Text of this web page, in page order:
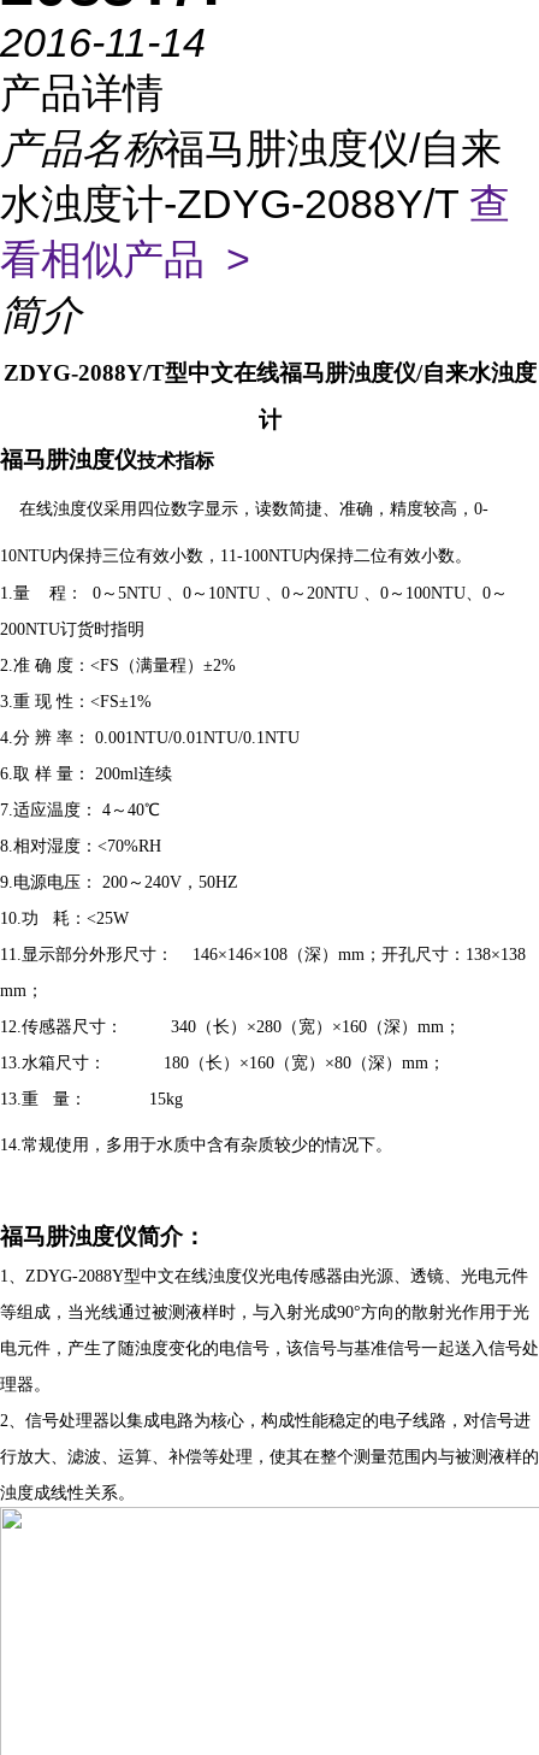
2016-11-14
产品详情
产品名称福马肼浊度仪/自来
水浊度计-ZDYG-2088Y/T 查
看相似产品 >
简介
ZDYG-2088Y/T型中文在线福马肼浊度仪/自来水浊度
计
福马肼浊度仪技术指标
在线浊度仪采用四位数字显示，读数简捷、准确，精度较高， 0-
10NTU内保持三位有效小数，11-100NTU内保持二位有效小数。
1.量 程： 0～ 5NTU 、0～ 10NTU 、0～ 20NTU 、0～ 100NTU、 0～
200NTU订货时指明
2.准 确 度：<FS（满量程）±2%
3.重 现 性：<FS±1%
4.分 辨 率： 0.001NTU/0.01NTU/0.1NTU
6.取 样 量： 200ml连续
7.适应温度： 4～40℃
8.相对湿度：<70%RH
9.电源电压： 200～240V，50HZ
10.功 耗：<25W
11.显示部分外形尺寸： 146×146×108（深）mm ； 开孔尺寸： 138×138
mm；
12.传感器尺寸 ：
340（长）×280（宽）×160（深）mm；
13.水箱尺寸：
180（长）×160（宽）×80（深）mm；
13.重 量： 15kg
14.常规使用，多用于水质中含有杂质较少的情况下。
福马肼浊度仪简介：
1、 ZDYG-2088Y型中文在线浊度仪光电传感器由光源、透镜、光电元件
等组成，当光线通过被测液样时，与入射光成90°方向的散射光作用于光
电元件，产生了随浊度变化的电信号，该信号与基准信号一起送入信号处
理器。
2、 信号处理器以集成电路为核心，构成性能稳定的电子线路，对信号进
行放大、滤波、运算、补偿等处理，使其在整个测量范围内与被测液样的
浊度成线性关系。